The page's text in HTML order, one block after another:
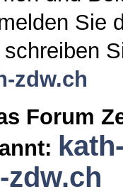
Sie
zdw.ch
Forum